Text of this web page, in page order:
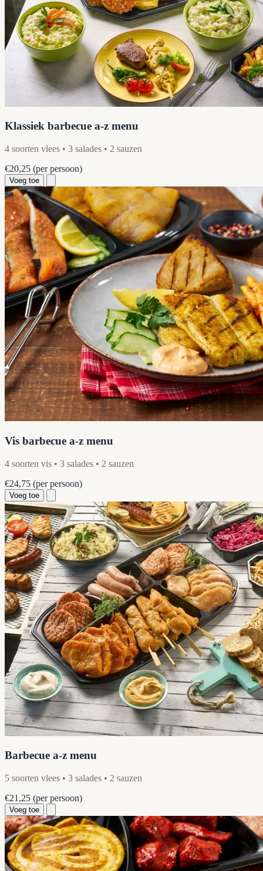
Klassiek barbecue a-z menu
4 soorten vlees • 3 salades • 2 sauzen
€20,25 (per persoon)
Voeg toe
Vis barbecue a-z menu
4 soorten vis • 3 salades • 2 sauzen
€24,75 (per persoon)
Voeg toe
Barbecue a-z menu
5 soorten vlees • 3 salades • 2 sauzen
€21,25 (per persoon)
Voeg toe